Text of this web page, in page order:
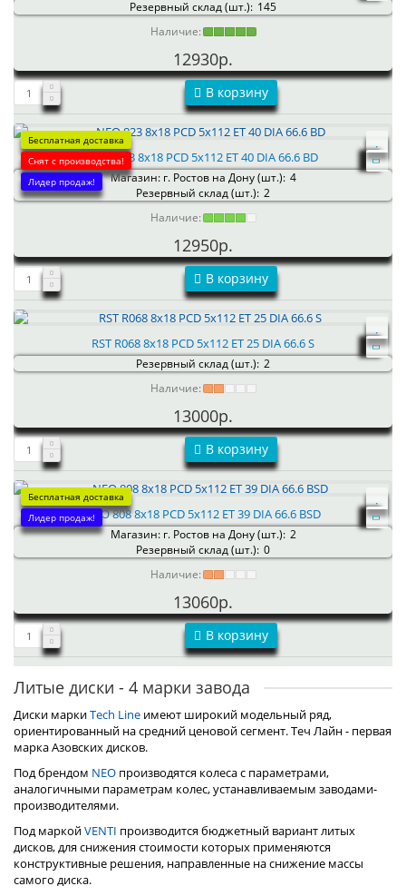
Резервный склад (шт.): 145
Наличие:
12930р.
В корзину
Бесплатная доставка
Снят с производства!
Лидер продаж!
NEO 823 8x18 PCD 5x112 ET 40 DIA 66.6 BD
Магазин: г. Ростов на Дону (шт.): 4
Резервный склад (шт.): 2
Наличие:
12950р.
В корзину
RST R068 8x18 PCD 5x112 ET 25 DIA 66.6 S
Резервный склад (шт.): 2
Наличие:
13000р.
В корзину
Бесплатная доставка
Лидер продаж!NEO 808 8x18 PCD 5x112 ET 39 DIA 66.6 BSD
Магазин: г. Ростов на Дону (шт.): 2
Резервный склад (шт.): 0
Наличие:
13060р.
В корзину
Литые диски - 4 марки завода
Диски маркиTech Line имеют широкий модельный ряд,
ориентированный на средний ценовой сегмент. Теч Лайн - первая
марка Азовских дисков.
Под брендом NEO производятся колеса с параметрами,
аналогичными параметрам колес, устанавливаемым заводами-
производителями.
Под маркойVENTI производится бюджетный вариант литых
дисков, для снижения стоимости которых применяются
конструктивные решения, направленные на снижение массы
самого диска.